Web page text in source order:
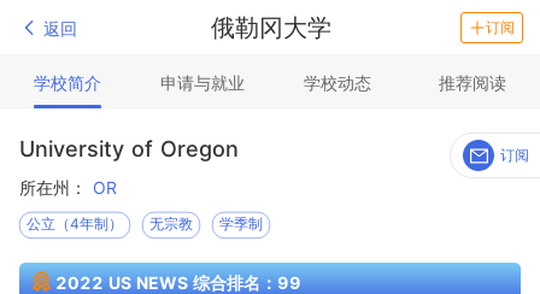
返回 俄勒冈大学 订阅
学校简介 申请与就业 学校动态 推荐阅读
University of Oregon
所在州： OR
公立（4年制） 无宗教 学季制
订阅
2022 US NEWS 综合排名：99